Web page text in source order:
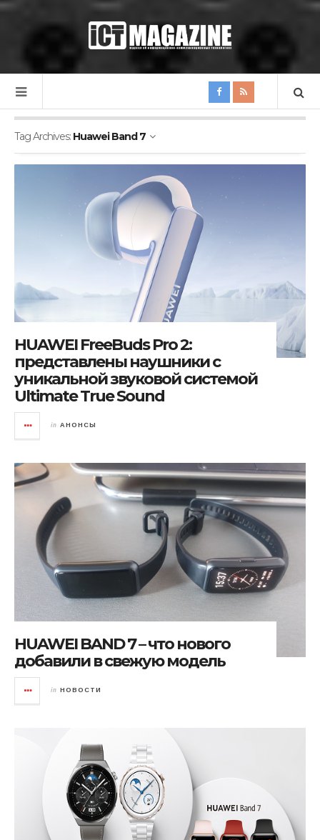
Tag Archives: Huawei Band 7
HUAWEI FreeBuds Pro 2:
представлены наушники с
уникальной звуковой системой
Ultimate True Sound
in АНОНСЫ
HUAWEI BAND 7 – что нового
добавили в свежую модель
in НОВОСТИ